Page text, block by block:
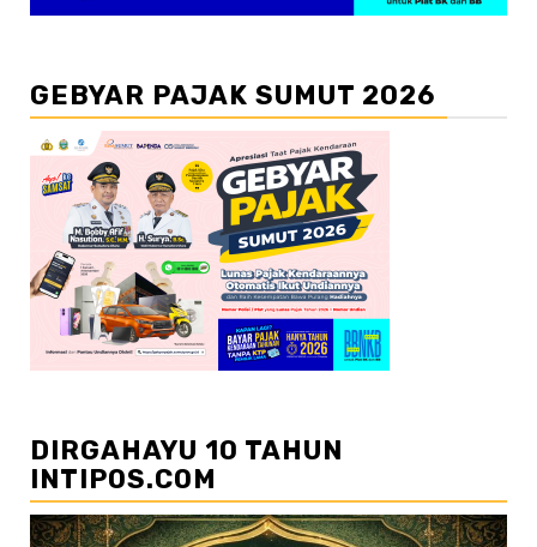
GEBYAR PAJAK SUMUT 2026
DIRGAHAYU 10 TAHUN
INTIPOS.COM